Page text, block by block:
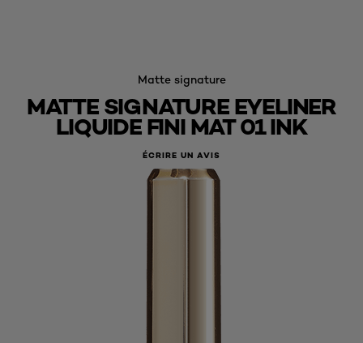
Matte signature
MATTE SIGNATURE EYELINER
LIQUIDE FINI MAT 01 INK
ÉCRIRE UN AVIS